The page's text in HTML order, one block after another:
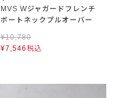
MVS Wジャガードフレンチ
ボートネックプルオーバー
¥10,780
¥7,546税込